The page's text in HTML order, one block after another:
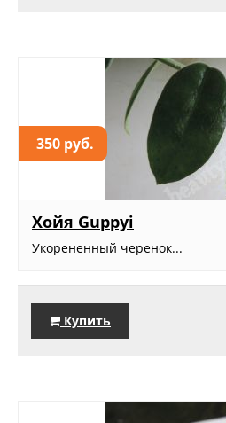
350 руб.
Хойя Guppyi
Укорененный черенок...
Купить